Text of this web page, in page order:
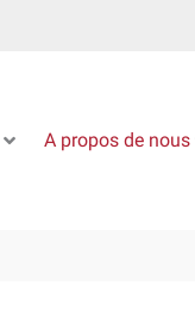
A propos de nous